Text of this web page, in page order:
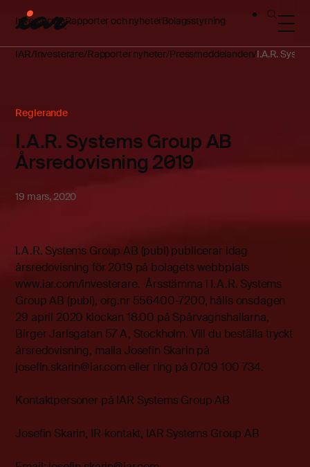
InvesterareRapporter och nyheterBolagsstyrning
IAR Investerare Rapporter nyheter Pressmeddelanden I.A.R.
Reglerande
I.A.R. Systems Group AB
Årsredovisning 2019
19 mars, 2020
I.A.R. Systems Group AB (publ) publicerar idag
årsredovisning för 2019 på bolagets webbplats
www.iar.com/investerare. Årsstämma i I.A.R. Systems
Group AB (publ), org.nr 556400-7200, hålls onsdagen
29 april 2020 klockan 18.00 på Spårvagnshallarna,
Birger Jarlsgatan 57 A, Stockholm. Vill du beställa tryckt
årsredovisning, maila Josefin Skarin på
josefin.skarin@iar.com eller ring på 0709 100 734.
Kontaktpersoner på IAR Systems Group AB
Josefin Skarin, IR-kontakt, IAR Systems Group AB